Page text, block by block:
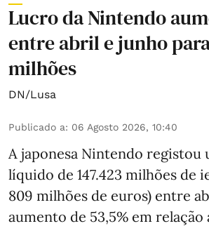
Lucro da Nintendo
entre abril e junho
milhões
DN/Lusa
Publicado a: 06 Agosto 2026, 10:40
A japonesa Nintendo registou
líquido de 147.423 milhões de
809 milhões de euros) entre
aumento de 53,5% em relação